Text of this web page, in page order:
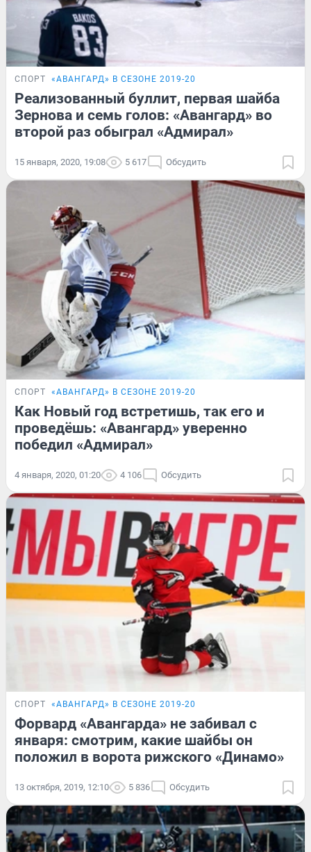
СПОРТ «АВАНГАРД» В СЕЗОНЕ 2019-20
Реализованный буллит, первая шайба
Зернова и семь голов: «Авангард» во
второй раз обыграл «Адмирал»
15 января, 2020, 19:08 5 617 Обсудить
СПОРТ «АВАНГАРД» В СЕЗОНЕ 2019-20
Как Новый год встретишь, так его и
проведёшь: «Авангард» уверенно
победил «Адмирал»
4 января, 2020, 01:20 4 106 Обсудить
СПОРТ «АВАНГАРД» В СЕЗОНЕ 2019-20
Форвард «Авангарда» не забивал с
января: смотрим, какие шайбы он
положил в ворота рижского «Динамо»
13 октября, 2019, 12:10 5 836 Обсудить